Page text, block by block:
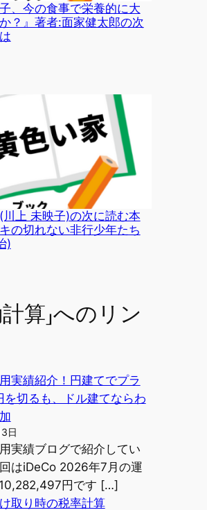
子、今の食事で栄養的に大
？』著者:面家健太郎の次
上 未映子)の次に読む本
の切れない非行少年たち
)
計算」へのリン
実績紹介！円建てでプラ
を切るも、ドル建てならわ
日
実績ブログで紹介してい
はiDeCo 2026年7月の運
円です […]
取り時の税率計算